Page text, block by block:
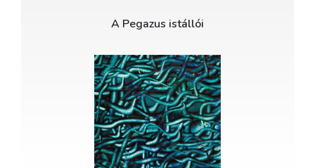
A Pegazus istállói